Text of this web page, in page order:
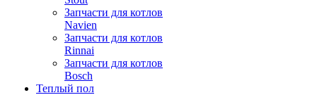
Запчасти для котлов
Navien
Запчасти для котлов
Rinnai
Запчасти для котлов
Bosch
Теплый пол